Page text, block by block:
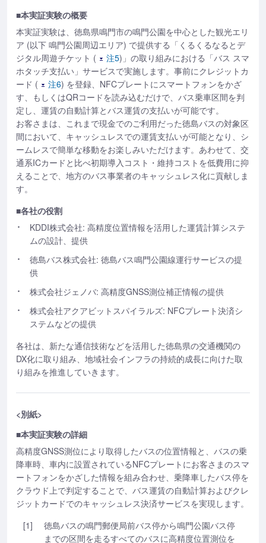
■本実証実験の概要
本実証実験は、徳島県鳴門市の鳴門公園を中心とした観光エリ
ア (以下 鳴門公園周辺エリア) で提供する「くるくるなるとデ
ジタル周遊チケット (
注5)」の取り組みにおける「バス スマ
ホタッチ支払い」サービスで実施します。事前にクレジットカ
ード (
注6) を登録、NFCプレートにスマートフォンをかざ
す、もしくはQRコードを読み込むだけで、バス乗車区間を判
定し、運賃の自動計算とバス運賃の支払いが可能です。
お客さまは、これまで現金でのご利用だった徳島バスの対象区
間において、キャッシュレスでの運賃支払いが可能となり、シ
ームレスで簡単な移動をお楽しみいただけます。あわせて、交
通系ICカードと比べ初期導入コスト・維持コストを低費用に抑
えることで、地方のバス事業者のキャッシュレス化に貢献しま
す。
■各社の役割
KDDI株式会社: 高精度位置情報を活用した運賃計算システ
ムの設計、提供
徳島バス株式会社: 徳島バス鳴門公園線運行サービスの提
供
株式会社ジェノバ: 高精度GNSS測位補正情報の提供
株式会社アクアビットスパイラルズ: NFCプレート決済シ
ステムなどの提供
各社は、新たな通信技術などを活用した徳島県の交通機関の
DX化に取り組み、地域社会インフラの持続的成長に向けた取
り組みを推進していきます。
<別紙>
■本実証実験の詳細
高精度GNSS測位により取得したバスの位置情報と、バスの乗
降車時、車内に設置されているNFCプレートにお客さまのスマ
ートフォンをかざした情報を組み合わせ、乗降車したバス停を
クラウド上で判定することで、バス運賃の自動計算およびクレ
ジットカードでのキャッシュレス決済サービスを実現します。
[1]
徳島バスの鳴門郵便局前バス停から鳴門公園バス停
までの区間を走るすべてのバスに高精度位置測位を